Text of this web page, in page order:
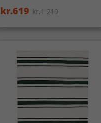
kr.619 kr.1 219